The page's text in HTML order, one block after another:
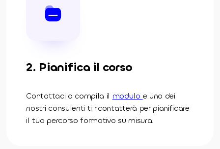
2. Pianifica il corso
Contattaci o compila il modulo e uno dei
nostri consulenti ti ricontatterà per pianificare
il tuo percorso formativo su misura.